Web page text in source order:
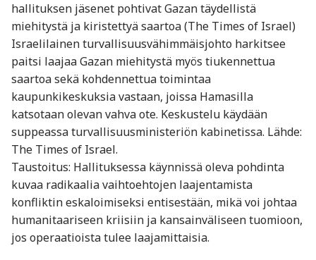
hallituksen jäsenet pohtivat Gazan täydellistä
miehitystä ja kiristettyä saartoa (The Times of Israel)
Israelilainen turvallisuusvähimmäisjohto harkitsee
paitsi laajaa Gazan miehitystä myös tiukennettua
saartoa sekä kohdennettua toimintaa
kaupunkikeskuksia vastaan, joissa Hamasilla
katsotaan olevan vahva ote. Keskustelu käydään
suppeassa turvallisuusministeriön kabinetissa. Lähde:
The Times of Israel.
Taustoitus: Hallituksessa käynnissä oleva pohdinta
kuvaa radikaalia vaihtoehtojen laajentamista
konfliktin eskaloimiseksi entisestään, mikä voi johtaa
humanitaariseen kriisiin ja kansainväliseen tuomioon,
jos operaatioista tulee laajamittaisia.